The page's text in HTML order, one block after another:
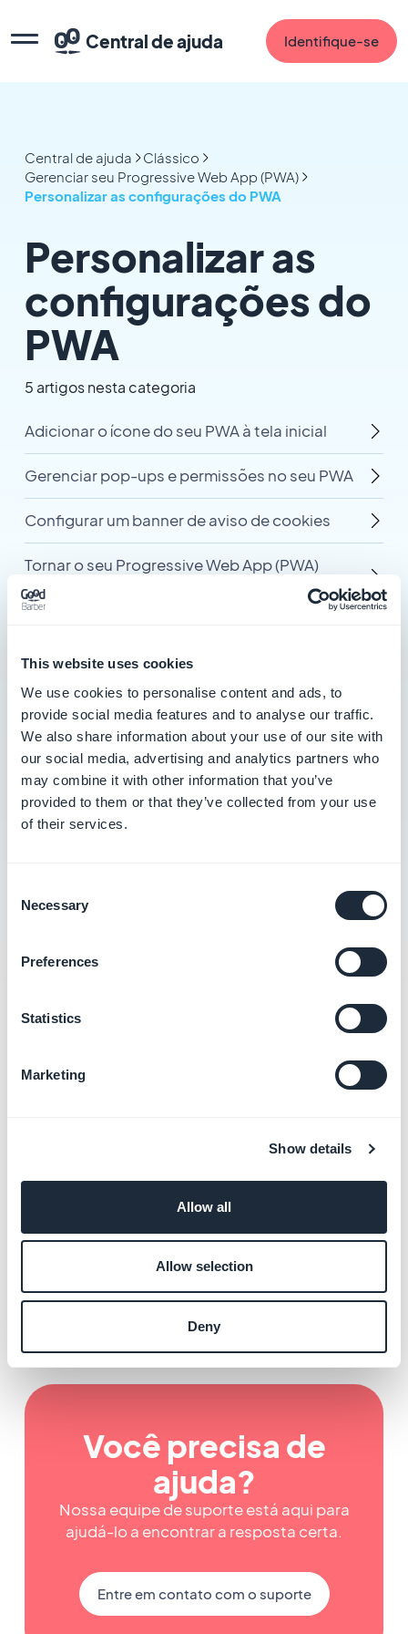
This website uses cookies
We use cookies to personalise content and ads, to
provide social media features and to analyse our traffic.
We also share information about your use of our site with
our social media, advertising and analytics partners who
may combine it with other information that you’ve
provided to them or that they’ve collected from your use
of their services.
Selection
Necessary
Preferences
Statistics
Marketing
Show details
Allow all
Allow selection
Deny
Central de ajuda Identifique-se
Central de ajuda
Clássico
Gerenciar seu Progressive Web App (PWA)
Personalizar as configurações do PWA
Personalizar as
configurações do
PWA
5 artigos nesta categoria
Adicionar o ícone do seu PWA à tela inicial
Gerenciar pop-ups e permissões no seu PWA
Configurar um banner de aviso de cookies
Tornar o seu Progressive Web App (PWA)
privado
Exibir mapas no PWA
3 artigos nesta categoria
Ativar mapas no seu PWA
Otimizar o SEO do PWA
Você precisa de
ajuda?
Nossa equipe de suporte está aqui para
ajudá-lo a encontrar a resposta certa.
Entre em contato com o suporte